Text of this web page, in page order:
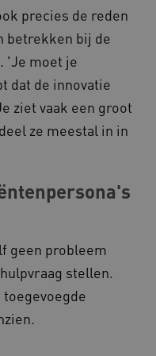
precies de reden
betrekken bij de
'Je moet je
dat de innovatie
ziet vaak een groot
ze meestal in in
geen probleem
stellen.